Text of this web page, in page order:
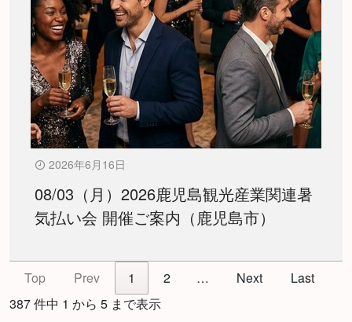
2026年6月16日
08/03（月）2026鹿児島観光産業関連暑
気払い会 開催ご案内（鹿児島市）
Top Prev 1 2 … Next
Last
387 件中 1 から 5 まで表示